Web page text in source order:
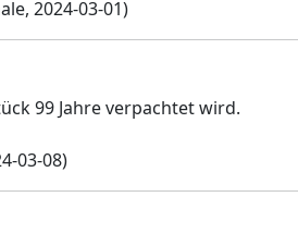
2024-03-01)
99 Jahre verpachtet wird.
03-08)